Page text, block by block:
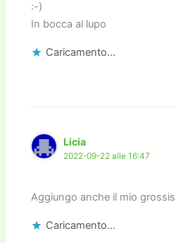
:-)
In bocca al lupo
Caricamento...
Licia
2022-09-22 alle 16:47
Aggiungo anche il mio
Caricamento...